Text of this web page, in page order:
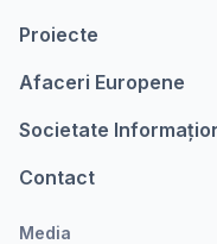
Proiecte
Afaceri Europene
Societate
Contact
Media